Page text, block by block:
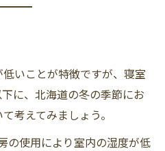
いことが特徴ですが、寝室
に、北海道の冬の季節にお
考えてみましょう。
の使用により室内の湿度が低